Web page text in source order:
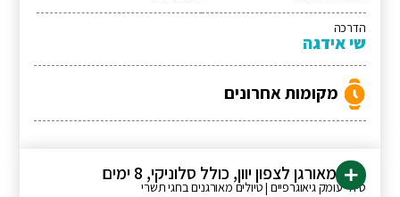
הדרכה
שי אידגה
מקומות אחרונים
טיול מאורגן לצפון יוון, כולל סלוניקי, 8 ימים
טיולי עומק גיאוגרפיים | טיולים מאורגנים בחגי תשרי